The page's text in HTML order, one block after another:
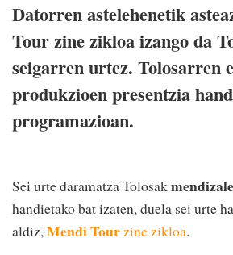
Datorren astelehenetik
Tour zine zikloa izango da
seigarren urtez. Tolosarren
produkzioen presentzia
programazioan.
Sei urte daramatza Tolosak
handietako bat izaten, duela sei urte
aldiz, Mendi Tour zine zikloa.